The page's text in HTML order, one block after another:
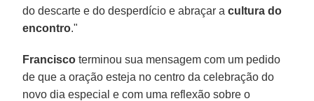
do descarte e do desperdício e abraçar acultura do
encontro."
Francisco terminou sua mensagem com um pedido
de que a oração esteja no centro da celebração do
novo dia especial e com uma reflexão sobre o